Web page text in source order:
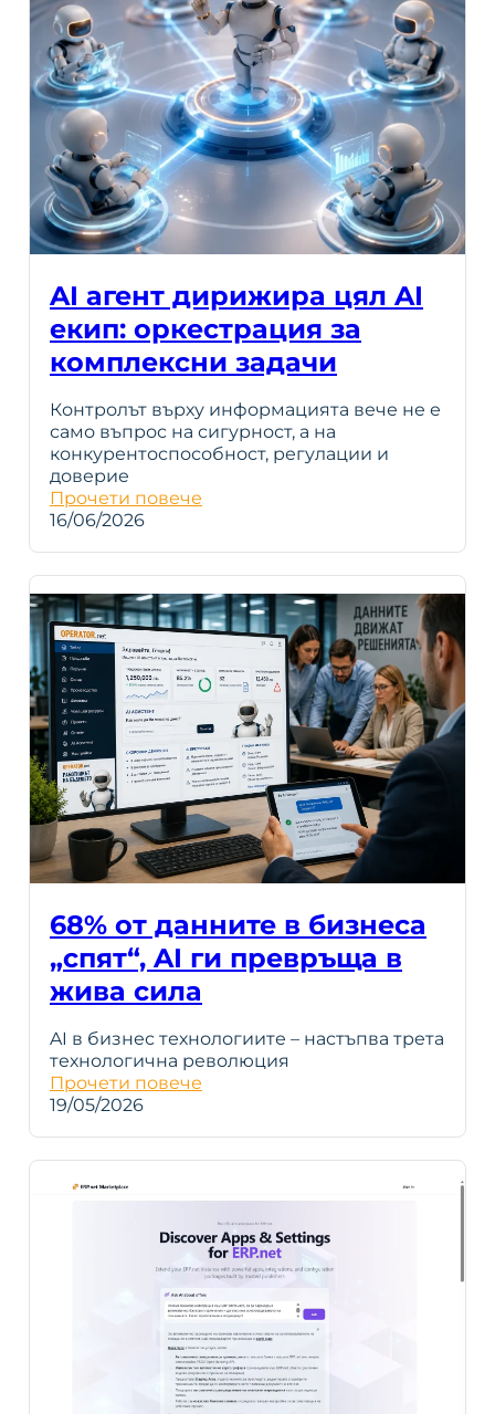
AI агент дирижира цял AI
екип: оркестрация за
комплексни задачи
Контролът върху информацията вече не е
само въпрос на сигурност, а на
конкурентоспособност, регулации и
доверие
Прочети повече
16/06/2026
68% от данните в бизнеса
„спят“, AI ги превръща в
жива сила
AI в бизнес технологиите – настъпва трета
технологична революция
Прочети повече
19/05/2026